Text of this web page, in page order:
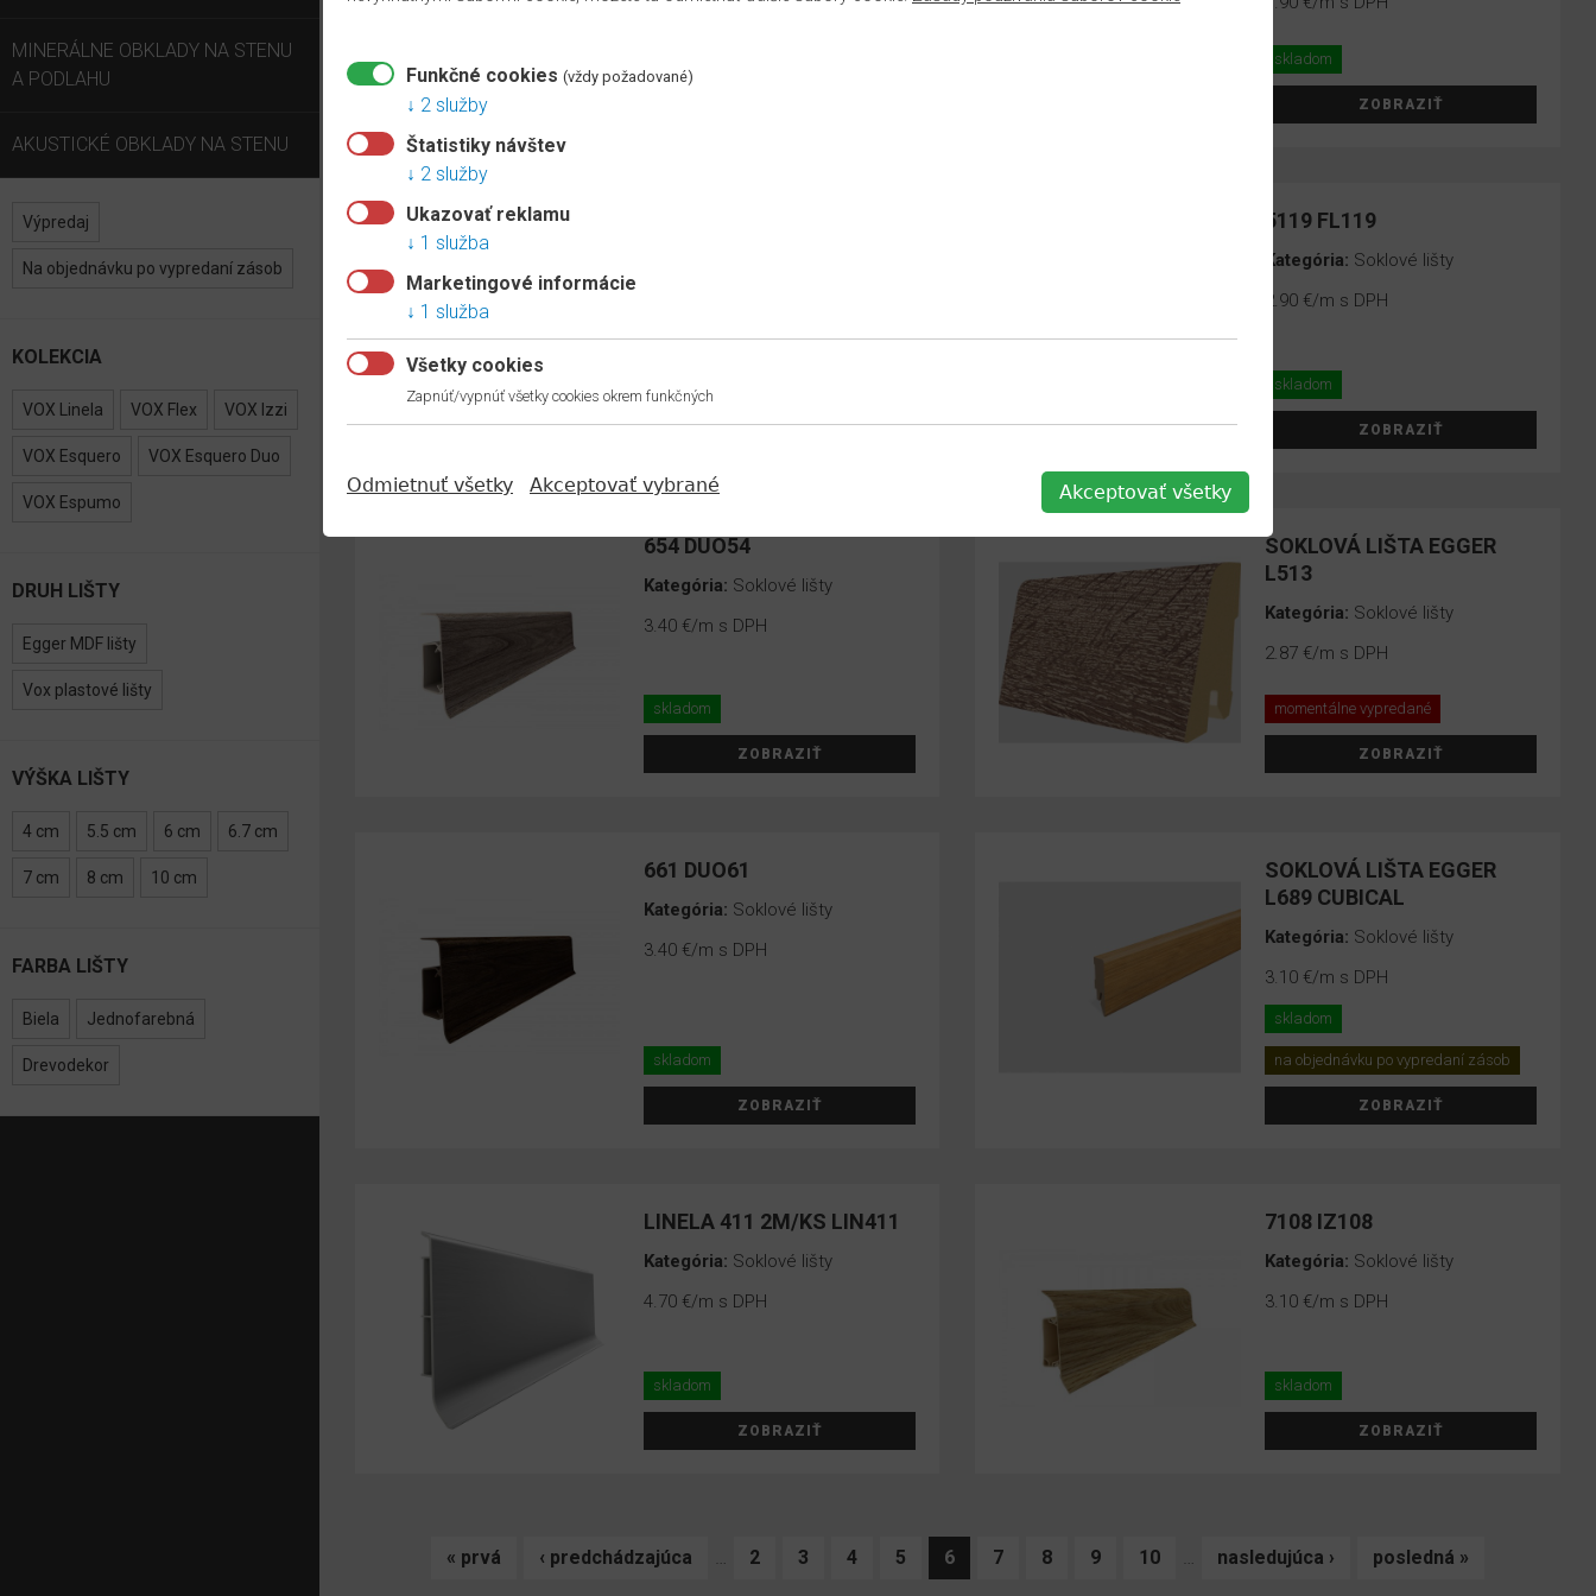
skladom
ZOBRAZIŤ
ZOBRAZIŤ
5119 FL119
Kategória: Soklové lišty
2.90 €/m s DPH
skladom
ZOBRAZIŤ
654 DUO54
Kategória: Soklové lišty
3.40 €/m s DPH
skladom
ZOBRAZIŤ
SOKLOVÁ LIŠTA EGGER
L513
Kategória: Soklové lišty
2.87 €/m s DPH
momentálne vypredané
ZOBRAZIŤ
661 DUO61
Kategória: Soklové lišty
3.40 €/m s DPH
skladom
ZOBRAZIŤ
SOKLOVÁ LIŠTA EGGER
L689 CUBICAL
Kategória: Soklové lišty
3.10 €/m s DPH
skladom
na objednávku po vypredaní zásob
ZOBRAZIŤ
LINELA 411 2M/KS LIN411
Kategória: Soklové lišty
4.70 €/m s DPH
skladom
ZOBRAZIŤ
7108 IZ108
Kategória: Soklové lišty
3.10 €/m s DPH
skladom
ZOBRAZIŤ
« prvá ‹ predchádzajúca … 2 3 4 5 6 7 8 9 10 … nasledujúca › posledná »
MINERÁLNE OBKLADY NA STENU
A PODLAHU
AKUSTICKÉ OBKLADY NA STENU
Výpredaj
Na objednávku po vypredaní zásob
KOLEKCIA
VOX Linela VOX Flex VOX Izzi
VOX Esquero VOX Esquero Duo
VOX Espumo
DRUH LIŠTY
Egger MDF lišty
Vox plastové lišty
VÝŠKA LIŠTY
4 cm 5.5 cm 6 cm 6.7 cm
7 cm 8 cm 10 cm
FARBA LIŠTY
Biela Jednofarebná
Drevodekor
Funkčné cookies (vždy požadované)
2 služby
Štatistiky návštev
2 služby
Ukazovať reklamu
1 služba
Marketingové informácie
1 služba
Všetky cookies
Zapnúť/vypnúť všetky cookies okrem funkčných
Odmietnuť všetky Akceptovať vybrané Akceptovať všetky